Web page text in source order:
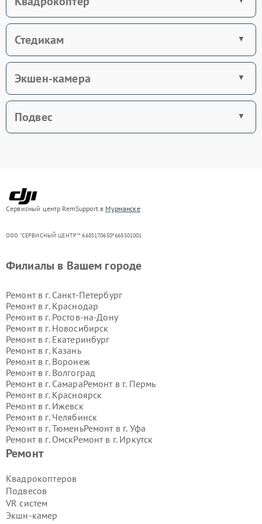
Стедикам
Экшен-камера
Подвес
Сервисный центр RemSupport в Мурманске
ООО "СЕРВИСНЫЙ ЦЕНТР"* 6685170650*668501001
Ремонт
Квадрокоптеров
Подвесов
VR систем
Экшн-камер
Филиалы в Вашем городе
Ремонт в г. Санкт-Петербург
Ремонт в г. Краснодар
Ремонт в г. Ростов-на-Дону
Ремонт в г. Новосибирск
Ремонт в г. Екатеринбург
Ремонт в г. Казань
Ремонт в г. Воронеж
Ремонт в г. Волгоград
Ремонт в г. СамараРемонт в г. Пермь
Ремонт в г. Красноярск
Ремонт в г. Ижевск
Ремонт в г. Челябинск
Ремонт в г.ТюменьРемонт в г. Уфа
Ремонт в г. ОмскРемонт в г. Иркутск
Ремонт в г.
Ремонт в г.
Ремонт в г.Тольятти
Ремонт в г.
Ремонт в г.
Ремонт в г.Ульяновск